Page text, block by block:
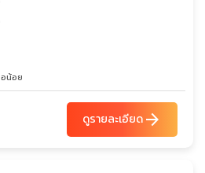
งบริติช ลอนดอน สโตนเฮนจ์
อนถิ่นเชกสเปียร์และมหัศจรรย์